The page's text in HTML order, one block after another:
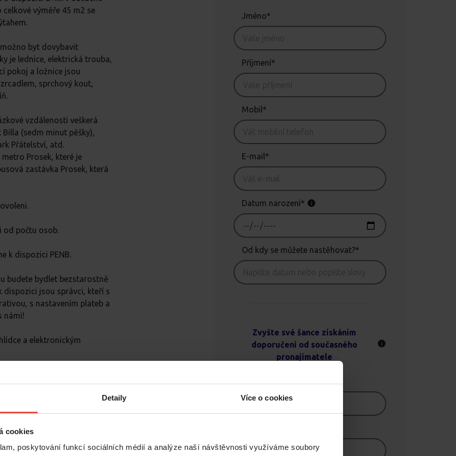
Detaily Více o cookies
cookies
poskytování funkcí sociálních médií a analýze naší návštěvnosti využíváme soubory
výměře 45 m2 se
možno byt dovybavit
je lednice, elektrická trouba,
pokoj a ložnice jsou
sprchový kout,
vzdálenosti veškerá
(sedm minut pěšky),
Přátelství, atd.
Prosek, které je
zastávka Prosek, která
od počtu osob.
k dispozici PENB.
budete bydlet bezstarostně
dispozici jsou správci, kteří s
s nastavením plateb a
námi!
a elektronickým
bezstarostnou záležitost, a
Proto vám nyní nabízíme
virtuální prohlídku si
videohovoru a
jakýmkoliv dotazem vám
Jméno*
Příjmení*
Mobil*
E-mail*
Datum narození*
Od kdy se můžete nastěhovat?*
Zvyšte své šance získáním
doporučení od současného
pronajímatele